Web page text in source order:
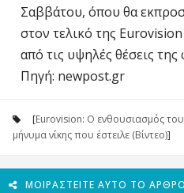
Σαββάτου, όπου θα
στον τελικό της
από τις υψηλές θέσεις
Πηγή: newpost.gr
[Eurovision: Ο ενθουσιασμός
μήνυμα νίκης που έστειλε (Βίντεο)]
ΜΟΙΡΑΣΤΕΊΤΕ ΑΥΤΌ ΤΟ ΆΡΘΡΟ